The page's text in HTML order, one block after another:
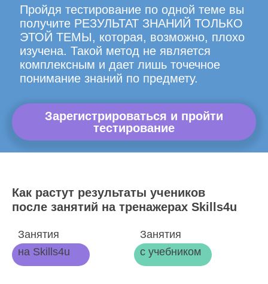
Пройдя тестирование по одной теме вы
получите РЕЗУЛЬТАТ ЗНАНИЙ ТОЛЬКО
ЭТОЙ ТЕМЫ, которая, возможно, плохо
изучена. Такой метод не является
комплексным и дает лишь точечное
понимание знаний по предмету.
Зарегистрироваться и пройти
тестирование
Как растут результаты учеников
после занятий на тренажерах Skills4u
Занятия
на Skills4u
Занятия
с учебником